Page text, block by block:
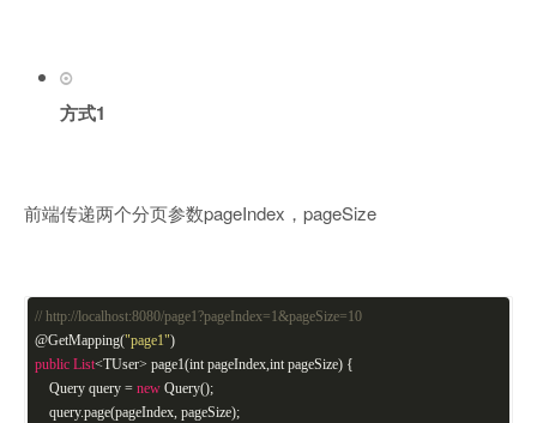
方式1
前端传递两个分页参数pageIndex，pageSize
// http://localhost:8080/page1?pageIndex=1&pageSize=10
@GetMapping("page1")
public List<TUser> page1(int pageIndex,int pageSize) {
Query query = newQuery();
query.page(pageIndex, pageSize);